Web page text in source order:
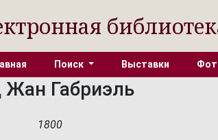
Поиск Выставки
Габриэль
1800